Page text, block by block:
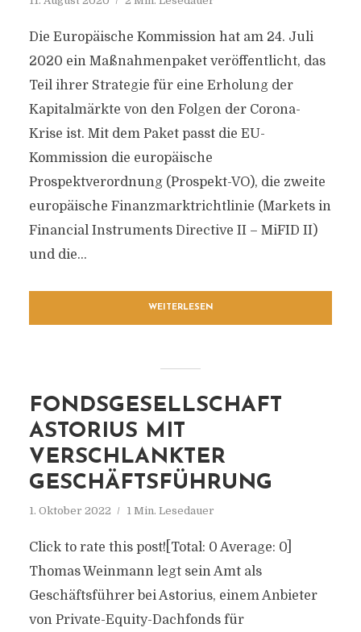
Die Europäische Kommission hat am 24. Juli
2020 ein Maßnahmenpaket veröffentlicht, das
Teil ihrer Strategie für eine Erholung der
Kapitalmärkte von den Folgen der Corona-
Krise ist. Mit dem Paket passt die EU-
Kommission die europäische
Prospektverordnung (Prospekt-VO)‚ die zweite
europäische Finanzmarktrichtlinie (Markets in
Financial Instruments Directive II – MiFID II)
und die...
WEITERLESEN
FONDSGESELLSCHAFT
ASTORIUS MIT
VERSCHLANKTER
GESCHÄFTSFÜHRUNG
1. Oktober 2022 1 Min. Lesedauer
Click to rate this post![Total: 0 Average: 0]
Thomas Weinmann legt sein Amt als
Geschäftsführer bei Astorius, einem Anbieter
von Private-Equity-Dachfonds für